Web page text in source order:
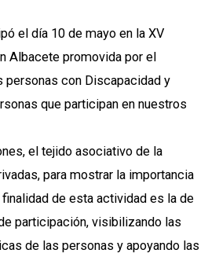
el día 10 de mayo en la XV
Albacete promovida por el
personas con Discapacidad y
que participan en nuestros
el tejido asociativo de la
para mostrar la importancia
de esta actividad es la de
participación, visibilizando las
de las personas y apoyando las